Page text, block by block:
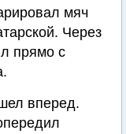
мяч
Через
прямо с
вперед.